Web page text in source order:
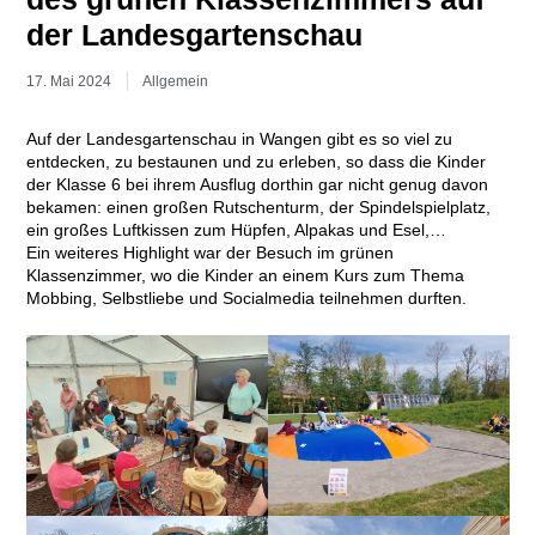
der Landesgartenschau
17. Mai 2024 Allgemein
Auf der Landesgartenschau in Wangen gibt es so viel zu
entdecken, zu bestaunen und zu erleben, so dass die Kinder
der Klasse 6 bei ihrem Ausflug dorthin gar nicht genug davon
bekamen: einen großen Rutschenturm, der Spindelspielplatz,
ein großes Luftkissen zum Hüpfen, Alpakas und Esel,…
Ein weiteres Highlight war der Besuch im grünen
Klassenzimmer, wo die Kinder an einem Kurs zum Thema
Mobbing, Selbstliebe und Socialmedia teilnehmen durften.